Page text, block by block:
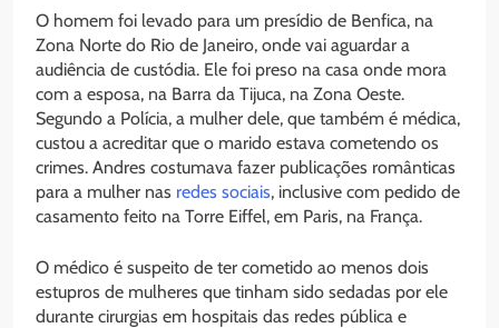
O homem foi levado para um presídio de Benfica, na
Zona Norte do Rio de Janeiro, onde vai aguardar a
audiência de custódia. Ele foi preso na casa onde mora
com a esposa, na Barra da Tijuca, na Zona Oeste.
Segundo a Polícia, a mulher dele, que também é médica,
custou a acreditar que o marido estava cometendo os
crimes. Andres costumava fazer publicações românticas
para a mulher nas redes sociais, inclusive com pedido de
casamento feito na Torre Eiffel, em Paris, na França.
O médico é suspeito de ter cometido ao menos dois
estupros de mulheres que tinham sido sedadas por ele
durante cirurgias em hospitais das redes pública e